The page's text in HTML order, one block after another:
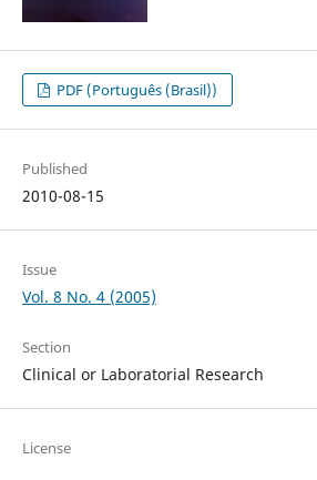
PDF (Português (Brasil))
Published
2010-08-15
Issue
Vol. 8 No. 4 (2005)
Section
Clinical or Laboratorial Research
License